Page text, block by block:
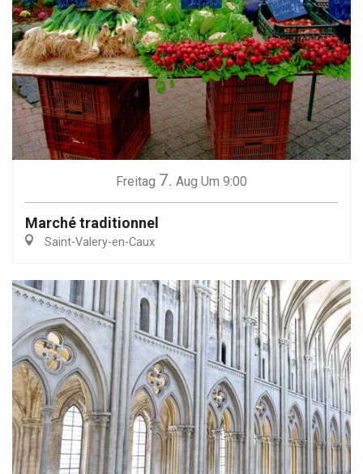
Freitag 7. Aug Um 9:00
Marché traditionnel
Saint-Valery-en-Caux